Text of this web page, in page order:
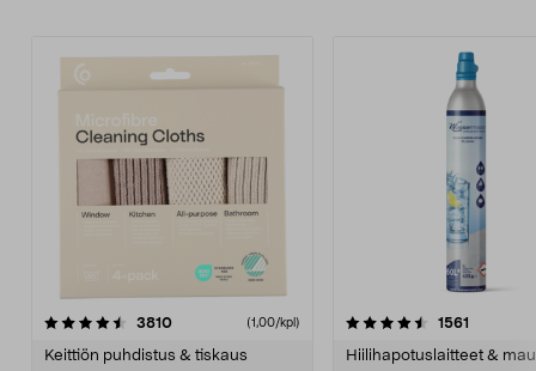
3810arvostelut (1,00/kpl)
Keittiön puhdistus & tiskaus
4.5viidestä
1561
Hiilihapotuslaitteet &
4.5viidestä